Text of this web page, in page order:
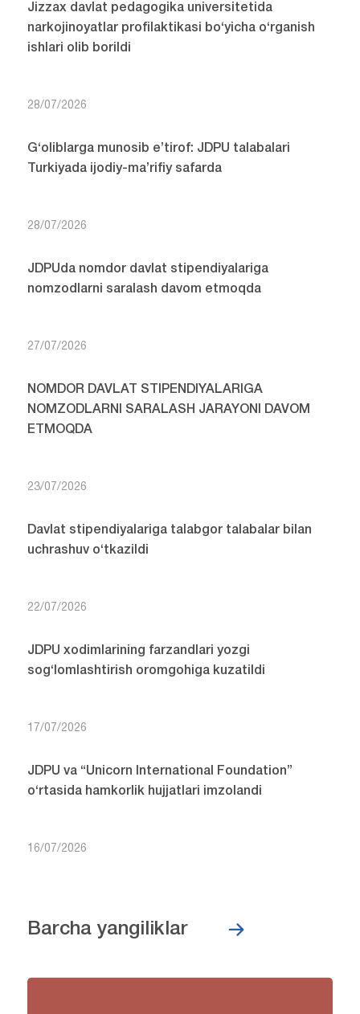
Jizzax davlat pedagogika universitetida
narkojinoyatlar profilaktikasi bo‘yicha o‘rganish
ishlari olib borildi
28/07/2026
G‘oliblarga munosib e’tirof: JDPU talabalari
Turkiyada ijodiy-ma’rifiy safarda
28/07/2026
JDPUda nomdor davlat stipendiyalariga
nomzodlarni saralash davom etmoqda
27/07/2026
NOMDOR DAVLAT STIPENDIYALARIGA
NOMZODLARNI SARALASH JARAYONI DAVOM
ETMOQDA
23/07/2026
Davlat stipendiyalariga talabgor talabalar bilan
uchrashuv o‘tkazildi
22/07/2026
JDPU xodimlarining farzandlari yozgi
sog‘lomlashtirish oromgohiga kuzatildi
17/07/2026
JDPU va “Unicorn International Foundation”
o‘rtasida hamkorlik hujjatlari imzolandi
16/07/2026
Barcha yangiliklar